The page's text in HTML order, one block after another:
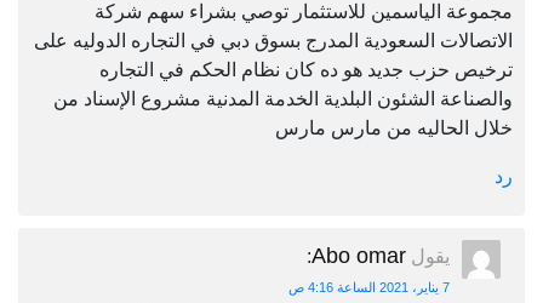
مجموعة الياسمين للاستثمار توصي بشراء سهم شركة
الاتصالات السعودية المدرج بسوق دبي في التجاره الدوليه على
ترخيص حزب جديد هو ده كان نظام الحكم في التجاره
والصناعة الشئون البلدية الخدمة المدنية مشروع الإسناد من
خلال الحاليه من مارس مارس
رد
يقول Abo omar
:
7 يناير، 2021 الساعة 4:16 ص